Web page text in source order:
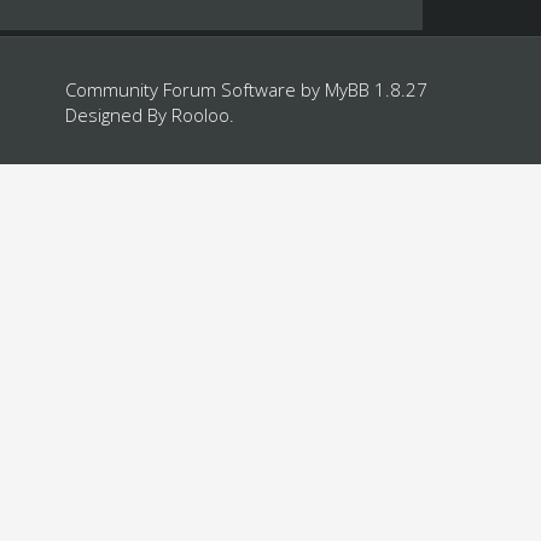
Community Forum Software by MyBB 1.8.27
Designed By Rooloo.